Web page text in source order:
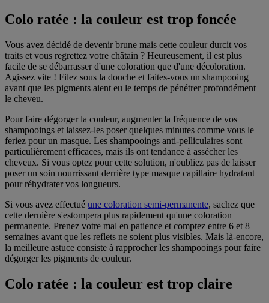
Colo ratée : la couleur est trop foncée
Vous avez décidé de devenir brune mais cette couleur durcit vos
traits et vous regrettez votre châtain ? Heureusement, il est plus
facile de se débarrasser d'une coloration que d'une décoloration.
Agissez vite ! Filez sous la douche et faites-vous un shampooing
avant que les pigments aient eu le temps de pénétrer profondément
le cheveu.
Pour faire dégorger la couleur, augmenter la fréquence de vos
shampooings et laissez-les poser quelques minutes comme vous le
feriez pour un masque. Les shampooings anti-pelliculaires sont
particulièrement efficaces, mais ils ont tendance à assécher les
cheveux. Si vous optez pour cette solution, n'oubliez pas de laisser
poser un soin nourrissant derrière type masque capillaire hydratant
pour réhydrater vos longueurs.
Si vous avez effectué une coloration semi-permanente, sachez que
cette dernière s'estompera plus rapidement qu'une coloration
permanente. Prenez votre mal en patience et comptez entre 6 et 8
semaines avant que les reflets ne soient plus visibles. Mais là-encore,
la meilleure astuce consiste à rapprocher les shampooings pour faire
dégorger les pigments de couleur.
Colo ratée : la couleur est trop claire